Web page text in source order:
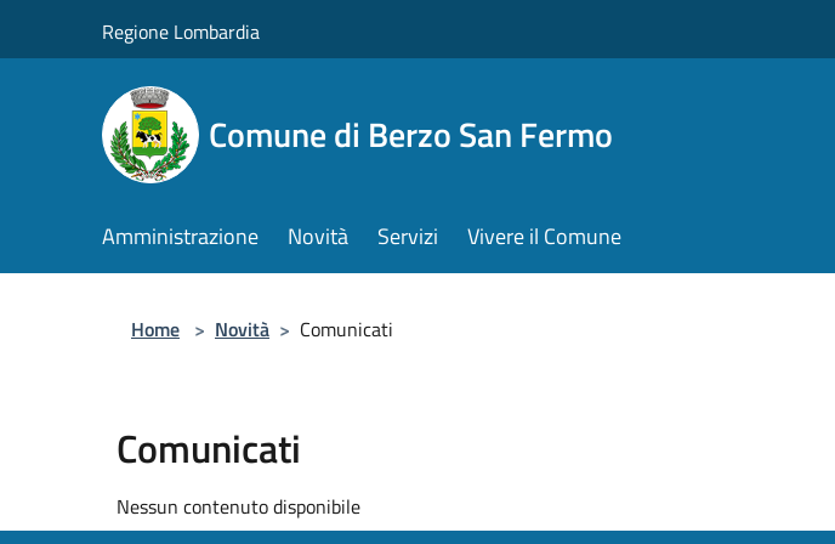
Regione Lombardia
Comune di Berzo San Fermo
Amministrazione Novità Servizi Vivere il Comune
Home > Novità > Comunicati
Comunicati
Nessun contenuto disponibile